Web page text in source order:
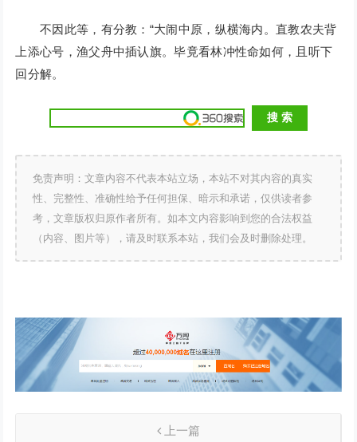
不因此等，有分教：“大闹中原，纵横海内。直教农夫背
上添心号，渔父舟中插认旗。毕竟看林冲性命如何，且听下
回分解。
免责声明：文章内容不代表本站立场，本站不对其内容的真实
性、完整性、准确性给予任何担保、暗示和承诺，仅供读者参
考，文章版权归原作者所有。如本文内容影响到您的合法权益
（内容、图片等），请及时联系本站，我们会及时删除处理。
上一篇